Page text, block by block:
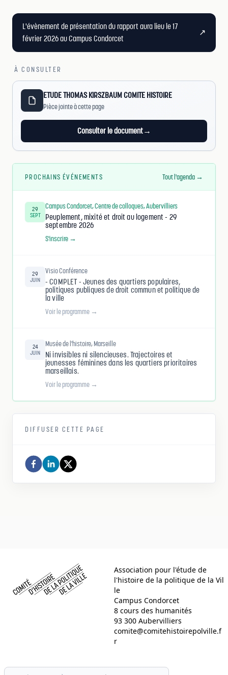
L'évènement de présentation du rapport aura lieu le 17
février 2026 au Campus Condorcet
↗
À CONSULTER
ETUDE THOMAS KIRSZBAUM COMITE HISTOIRE
Pièce jointe à cette page
Consulter le document→
PROCHAINS ÉVÉNEMENTS Tout l'agenda →
29
SEPT
Campus Condorcet, Centre de colloques, Aubervilliers
Peuplement, mixité et droit au logement - 29
septembre 2026
S'inscrire →
29
JUIN
Visio Conférence
- COMPLET - Jeunes des quartiers populaires,
politiques publiques de droit commun et politique de
la ville
Voir le programme →
24
JUIN
Musée de l'histoire, Marseille
Ni invisibles ni silencieuses. Trajectoires et
jeunesses féminines dans les quartiers prioritaires
marseillais.
Voir le programme →
DIFFUSER CETTE PAGE
Association pour l'étude de
l'histoire de la politique de la Vil
le
Campus Condorcet
8 cours des humanités
93 300 Aubervilliers
comite@comitehistoirepolville.f
r